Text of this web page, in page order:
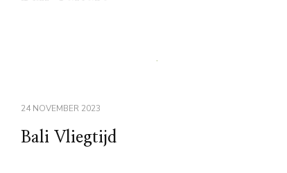
24 NOVEMBER 2023
Bali Vliegtijd